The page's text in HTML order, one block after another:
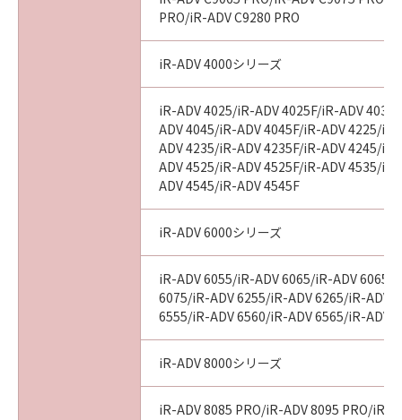
PRO/iR-ADV C9280 PRO
iR-ADV 4000シリーズ
iR-ADV 4025/iR-ADV 4025F/iR-ADV
ADV 4045/iR-ADV 4045F/iR-ADV 4225/
ADV 4235/iR-ADV 4235F/iR-ADV 4245/
ADV 4525/iR-ADV 4525F/iR-ADV 4535/
ADV 4545/iR-ADV 4545F
iR-ADV 6000シリーズ
iR-ADV 6055/iR-ADV 6065/iR-ADV 6065-
6075/iR-ADV 6255/iR-ADV 6265/iR-ADV
6555/iR-ADV 6560/iR-ADV 6565/iR-ADV
iR-ADV 8000シリーズ
iR-ADV 8085 PRO/iR-ADV 8095 PRO/iR-